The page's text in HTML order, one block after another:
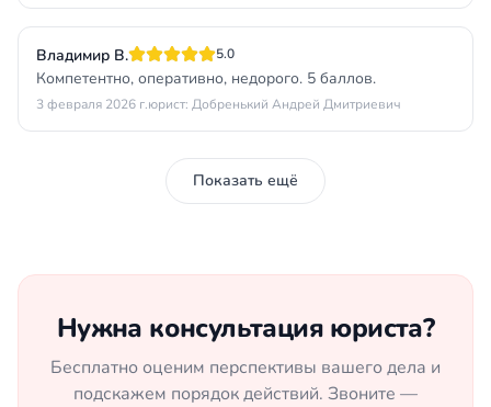
Владимир В. 5.0
Компетентно, оперативно, недорого. 5 баллов.
3 февраля 2026 г.юрист: Добренький Андрей Дмитриевич
Показать ещё
Нужна консультация юриста?
Бесплатно оценим перспективы вашего дела и
подскажем порядок действий. Звоните —